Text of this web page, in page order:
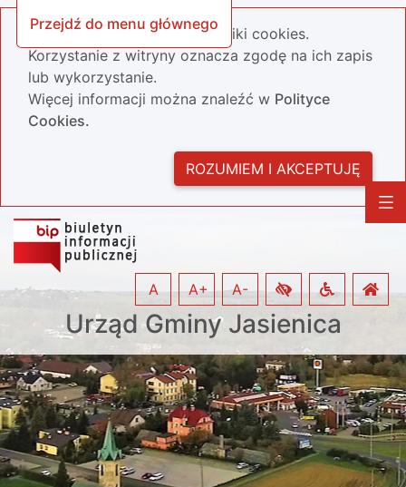
Przejdź do menu głównego
Nasza strona wykorzystuje pliki cookies.
Korzystanie z witryny oznacza zgodę na ich zapis
lub wykorzystanie.
Więcej informacji można znaleźć w Polityce
Cookies.
ROZUMIEM I AKCEPTUJĘ
Urząd Gminy Jasienica
A A+ A-